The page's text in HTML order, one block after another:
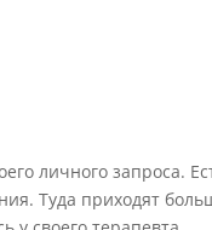
личного запроса.
Туда приходят